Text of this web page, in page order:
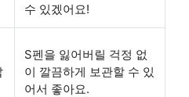
수 있겠어요!
S펜을 잃어버릴 걱정 없
이 깔끔하게 보관할 수 있
어서 좋아요.